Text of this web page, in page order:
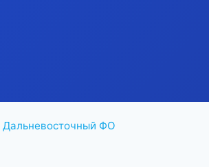
Дальневосточный ФО